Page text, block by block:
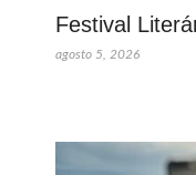
Festival
agosto 5, 2026